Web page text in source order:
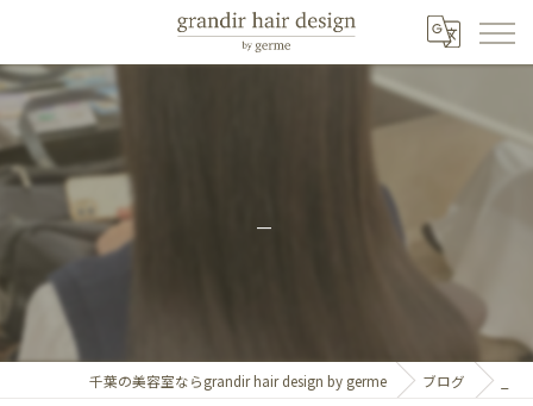
千葉の美容室ならgrandir hair design by germe ブログ